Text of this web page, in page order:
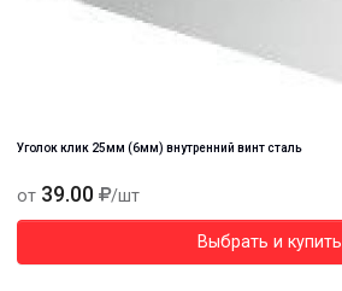
Уголок клик 25мм (6мм) внутренний винт сталь
от 39.00 /шт
Выбрать и купить